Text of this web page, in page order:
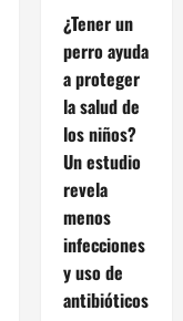
¿Tener un
perro ayuda
a proteger
la salud de
los niños?
Un estudio
revela
menos
infecciones
y uso de
antibióticos